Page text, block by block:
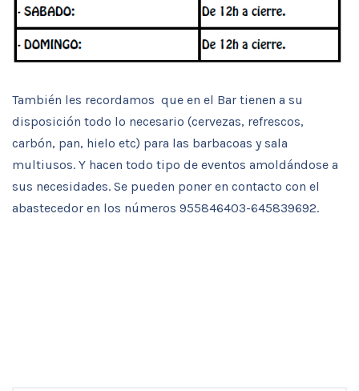
También les recordamos que en el Bar tienen a su
disposición todo lo necesario (cervezas, refrescos,
carbón, pan, hielo etc) para las barbacoas y sala
multiusos. Y hacen todo tipo de eventos amoldándose a
sus necesidades. Se pueden poner en contacto con el
abastecedor en los números 955846403-645839692.